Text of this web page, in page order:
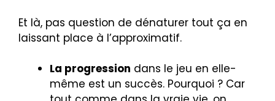
Et là, pas question de dénaturer tout ça en
laissant place à l’approximatif.
La progression dans le jeu en elle-
même est un succès. Pourquoi ? Car